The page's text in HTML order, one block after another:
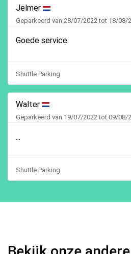
Jelmer
Geparkeerd van 28/07/2022 tot 18/08/
Goede service.
Shuttle Parking
Walter
Geparkeerd van 19/07/2022 tot 09/08/
...
Shuttle Parking